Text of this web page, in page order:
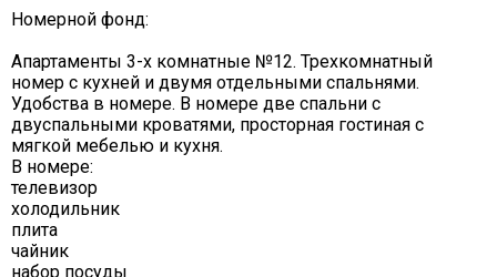
Номерной фонд:
Апартаменты 3-х комнатные №12. Трехкомнатный
номер с кухней и двумя отдельными спальнями.
Удобства в номере. В номере две спальни с
двуспальными кроватями, просторная гостиная с
мягкой мебелью и кухня.
В номере:
телевизор
холодильник
плита
чайник
набор посуды